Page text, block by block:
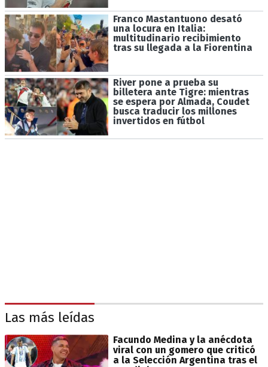
Franco Mastantuono desató
una locura en Italia:
multitudinario recibimiento
tras su llegada a la Fiorentina
River pone a prueba su
billetera ante Tigre: mientras
se espera por Almada, Coudet
busca traducir los millones
invertidos en fútbol
Las más leídas
Facundo Medina y la anécdota
viral con un gomero que criticó
a la Selección Argentina tras el